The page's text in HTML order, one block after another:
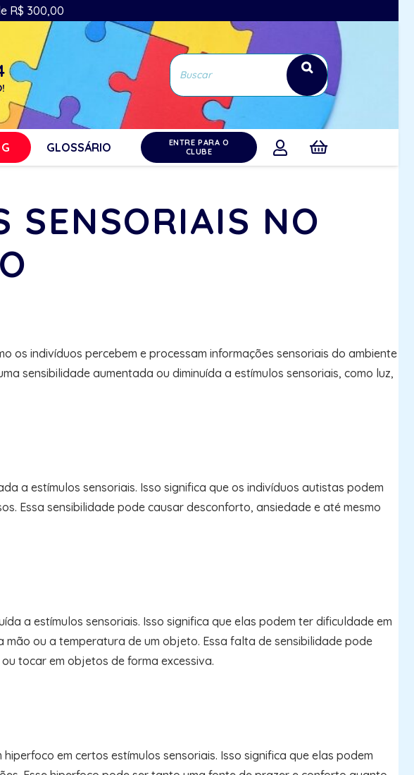
R$ 300,00
GLOSSÁRIO
ENTRE PARA O
CLUBE
SENSORIAIS NO
os indivíduos percebem e processam informações sensoriais do ambiente
sensibilidade aumentada ou diminuída a estímulos sensoriais, como luz,
a estímulos sensoriais. Isso significa que os indivíduos autistas podem
Essa sensibilidade pode causar desconforto, ansiedade e até mesmo
a estímulos sensoriais. Isso significa que elas podem ter dificuldade em
ou a temperatura de um objeto. Essa falta de sensibilidade pode
tocar em objetos de forma excessiva.
em certos estímulos sensoriais. Isso significa que elas podem